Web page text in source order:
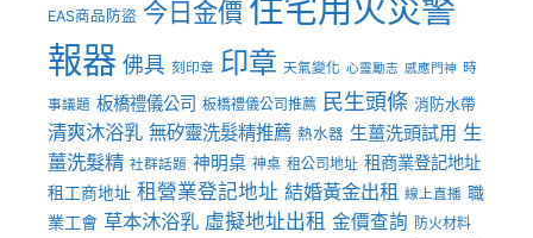
EAS商品防盜 今日金價 住宅用火災警
報器 佛具 刻印章 印章 天氣變化 心靈勵志 感應門神 時
事議題 板橋禮儀公司 板橋禮儀公司推薦 民生頭條 消防水帶
清爽沐浴乳 無矽靈洗髮精推薦 熱水器 生薑洗頭試用 生
薑洗髮精 社群話題 神明桌 神桌 租公司地址 租商業登記地址
租工商地址 租營業登記地址 結婚黃金出租 線上直播 職
業工會 草本沐浴乳 虛擬地址出租 金價查詢 防火材料